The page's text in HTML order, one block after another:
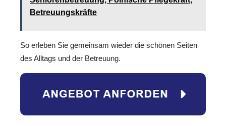
Betreuungskräfte
So erleben Sie gemeinsam wieder die schönen Seiten
des Alltags und der Betreuung.